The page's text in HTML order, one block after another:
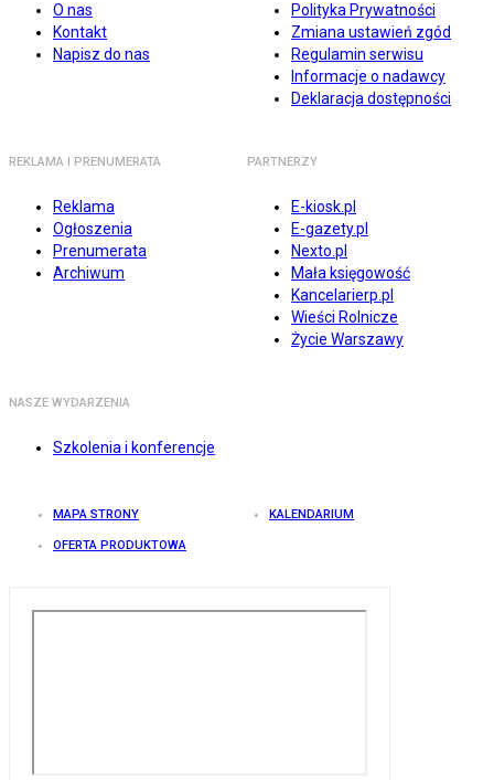
O nas
Kontakt
Napisz do nas
Polityka Prywatności
Zmiana ustawień zgód
Regulamin serwisu
Informacje o nadawcy
Deklaracja dostępności
REKLAMA I PRENUMERATA
Reklama
Ogłoszenia
Prenumerata
Archiwum
PARTNERZY
E-kiosk.pl
E-gazety.pl
Nexto.pl
Mała księgowość
Kancelarierp.pl
Wieści Rolnicze
Życie Warszawy
NASZE WYDARZENIA
Szkolenia i konferencje
MAPA STRONY KALENDARIUM
OFERTA PRODUKTOWA